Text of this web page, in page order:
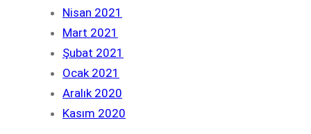
Nisan 2021
Mart 2021
Şubat 2021
Ocak 2021
Aralık 2020
Kasım 2020